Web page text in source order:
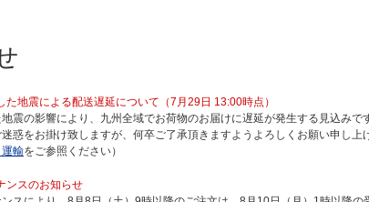
た地震による配送遅延について（7月29日 13:00時点）
震の影響により、九州全域でお荷物のお届けに遅延が発生する見込みで
惑をお掛け致しますが、何卒ご了承頂きますようよろしくお願い申し上
運輸をご参照ください）
ンスのお知らせ